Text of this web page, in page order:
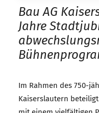
Bau AG
Jahre
Im Rahmen des 750-
Kaiserslautern